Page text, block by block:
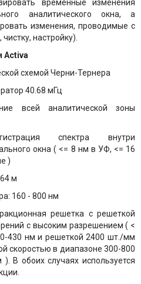
временные изменения
аналитического окна, а
изменения, проводимые с
настройку).
Activa
схемой Черни-Тернера
40.68 мГц
всей аналитической зоны
спектра внутри
окна ( <= 8 нм в УФ, <= 16
)
м
160 - 800 нм
решетка с решеткой
с высоким разрешением ( <
430 нм и решеткой 2400 шт./мм
скоростью в диапазоне 300-800
В обоих случаях используется